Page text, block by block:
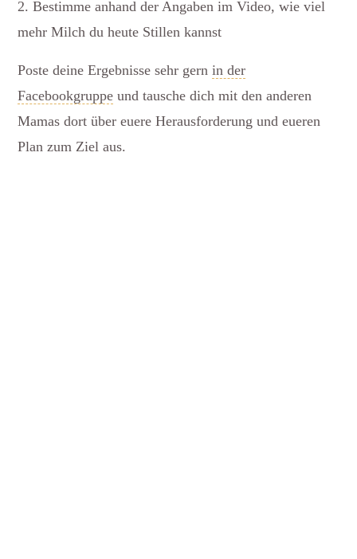
2. Bestimme anhand der Angaben im Video, wie viel
mehr Milch du heute Stillen kannst
Poste deine Ergebnisse sehr gern in der
Facebookgruppe und tausche dich mit den anderen
Mamas dort über euere Herausforderung und eueren
Plan zum Ziel aus.